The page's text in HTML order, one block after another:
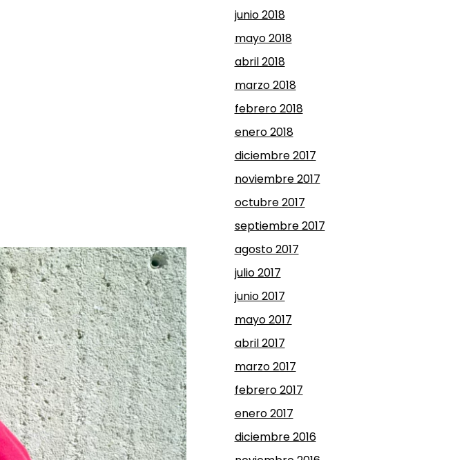
junio 2018
mayo 2018
abril 2018
marzo 2018
febrero 2018
enero 2018
diciembre 2017
noviembre 2017
octubre 2017
septiembre 2017
agosto 2017
julio 2017
junio 2017
mayo 2017
abril 2017
marzo 2017
febrero 2017
enero 2017
diciembre 2016